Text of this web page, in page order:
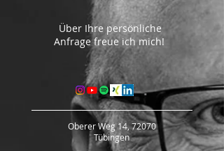
Über Ihre persönliche
Anfrage freue ich mich!
Oberer Weg 14, 72070
Tübingen